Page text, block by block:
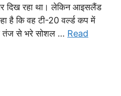
दिख रहा था। लेकिन आइसलैंड
है कि वह टी-20 वर्ल्ड कप में
तंज से भरे सोशल … Read